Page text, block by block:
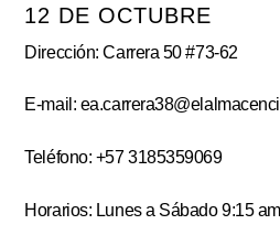
12 DE OCTUBRE
Dirección: Carrera 50 #73-62
E-mail:
Teléfono: +57 3185359069
Horarios: Lunes a Sábado 9:15